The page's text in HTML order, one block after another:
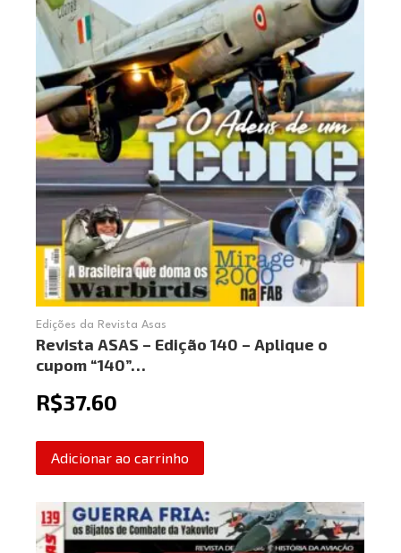
Edições da Revista Asas
Revista ASAS – Edição 140 – Aplique o
cupom “140”…
R$37.60
Adicionar ao carrinho